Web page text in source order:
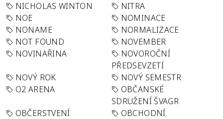
NICHOLAS WINTON
NITRA
NOE
NOMINACE
NONAME
NORMALIZACE
NOT FOUND
NOVEMBER
NOVINAŘINA
NOVOROČNÍ
PŘEDSEVZETÍ
NOVÝ ROK
NOVÝ SEMESTR
O2 ARENA
OBČANSKÉ
SDRUŽENÍ ŠVAGR
OBČERSTVENÍ
OBCHODNÍ